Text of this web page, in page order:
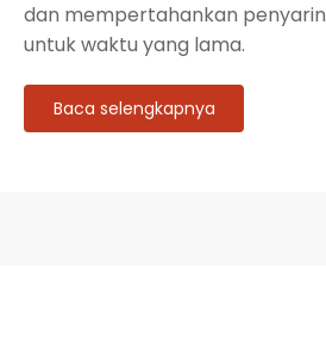
dan mempertahankan
untuk waktu yang lama.
Baca selengkapnya